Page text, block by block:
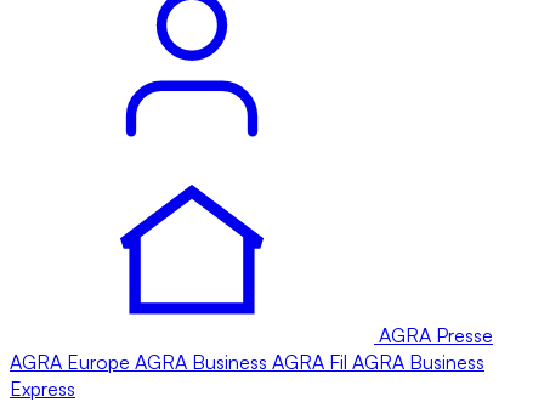
AGRA Presse
AGRA Europe AGRA Business AGRA Fil AGRA Business
Express